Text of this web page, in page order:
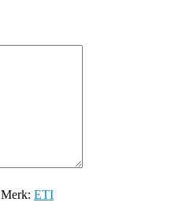
Merk: ETI